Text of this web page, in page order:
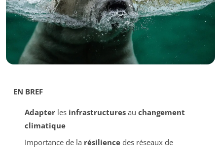
EN BREF
Adapterles infrastructuresau changement
climatique
Importance de la résiliencedes réseaux de